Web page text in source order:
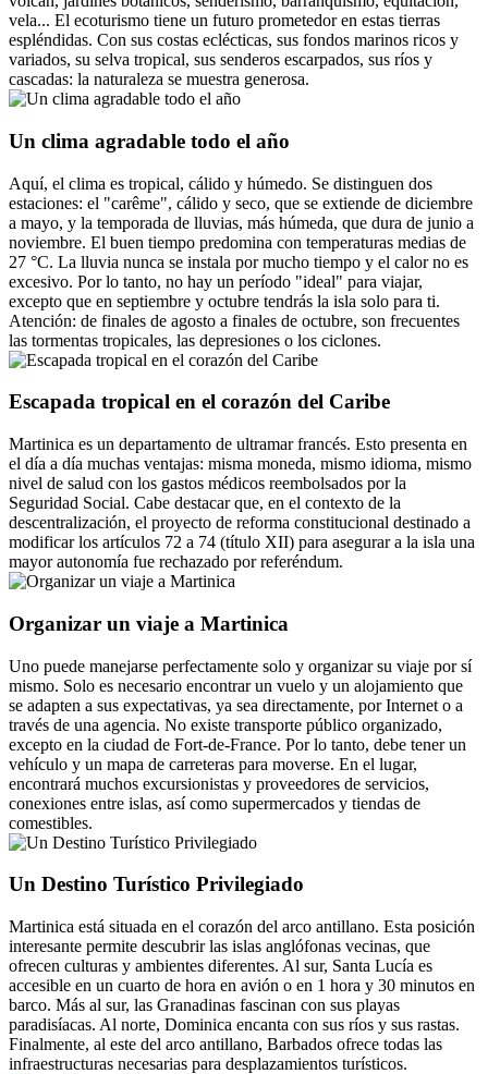
vela... El ecoturismo tiene un futuro prometedor en estas tierras
espléndidas. Con sus costas eclécticas, sus fondos marinos ricos y
variados, su selva tropical, sus senderos escarpados, sus ríos y
cascadas: la naturaleza se muestra generosa.
Un clima agradable todo el año
Aquí, el clima es tropical, cálido y húmedo. Se distinguen dos
estaciones: el "carême", cálido y seco, que se extiende de diciembre
a mayo, y la temporada de lluvias, más húmeda, que dura de junio a
noviembre. El buen tiempo predomina con temperaturas medias de
27 °C. La lluvia nunca se instala por mucho tiempo y el calor no es
excesivo. Por lo tanto, no hay un período "ideal" para viajar,
excepto que en septiembre y octubre tendrás la isla solo para ti.
Atención: de finales de agosto a finales de octubre, son frecuentes
las tormentas tropicales, las depresiones o los ciclones.
Escapada tropical en el corazón del Caribe
Martinica es un departamento de ultramar francés. Esto presenta en
el día a día muchas ventajas: misma moneda, mismo idioma, mismo
nivel de salud con los gastos médicos reembolsados por la
Seguridad Social. Cabe destacar que, en el contexto de la
descentralización, el proyecto de reforma constitucional destinado a
modificar los artículos 72 a 74 (título XII) para asegurar a la isla una
mayor autonomía fue rechazado por referéndum.
Organizar un viaje a Martinica
Uno puede manejarse perfectamente solo y organizar su viaje por sí
mismo. Solo es necesario encontrar un vuelo y un alojamiento que
se adapten a sus expectativas, ya sea directamente, por Internet o a
través de una agencia. No existe transporte público organizado,
excepto en la ciudad de Fort-de-France. Por lo tanto, debe tener un
vehículo y un mapa de carreteras para moverse. En el lugar,
encontrará muchos excursionistas y proveedores de servicios,
conexiones entre islas, así como supermercados y tiendas de
comestibles.
Un Destino Turístico Privilegiado
Martinica está situada en el corazón del arco antillano. Esta posición
interesante permite descubrir las islas anglófonas vecinas, que
ofrecen culturas y ambientes diferentes. Al sur, Santa Lucía es
accesible en un cuarto de hora en avión o en 1 hora y 30 minutos en
barco. Más al sur, las Granadinas fascinan con sus playas
paradisíacas. Al norte, Dominica encanta con sus ríos y sus rastas.
Finalmente, al este del arco antillano, Barbados ofrece todas las
infraestructuras necesarias para desplazamientos turísticos.